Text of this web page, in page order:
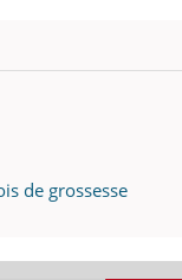
de grossesse